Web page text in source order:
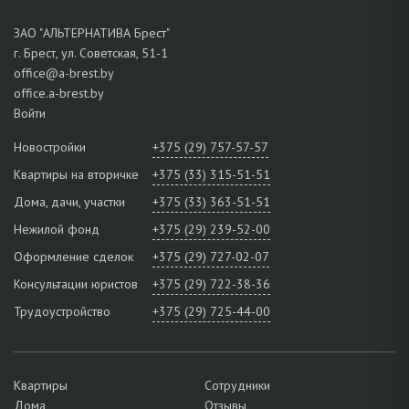
ЗАО "АЛЬТЕРНАТИВА Брест"
г. Брест, ул. Советская, 51-1
office@a-brest.by
office.a-brest.by
Войти
Новостройки
+375 (29) 757-57-57
Квартиры на вторичке
+375 (33) 315-51-51
Дома, дачи, участки
+375 (33) 363-51-51
Нежилой фонд
+375 (29) 239-52-00
Оформление сделок
+375 (29) 727-02-07
Консультации юристов
+375 (29) 722-38-36
Трудоустройство
+375 (29) 725-44-00
Квартиры
Дома
Сотрудники
Отзывы